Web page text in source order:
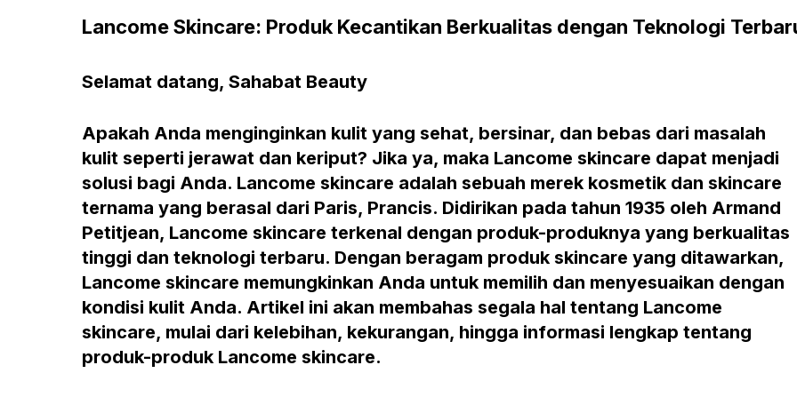
Lancome Skincare: Produk Kecantikan Berkualitas dengan Teknologi
Selamat datang, Sahabat Beauty
Apakah Anda menginginkan kulit yang sehat, bersinar, dan bebas dari masalah
kulit seperti jerawat dan keriput? Jika ya, maka Lancome skincare dapat menjadi
solusi bagi Anda. Lancome skincare adalah sebuah merek kosmetik dan skincare
ternama yang berasal dari Paris, Prancis. Didirikan pada tahun 1935 oleh Armand
Petitjean, Lancome skincare terkenal dengan produk-produknya yang berkualitas
tinggi dan teknologi terbaru. Dengan beragam produk skincare yang ditawarkan,
Lancome skincare memungkinkan Anda untuk memilih dan menyesuaikan dengan
kondisi kulit Anda. Artikel ini akan membahas segala hal tentang Lancome
skincare, mulai dari kelebihan, kekurangan, hingga informasi lengkap tentang
produk-produk Lancome skincare.